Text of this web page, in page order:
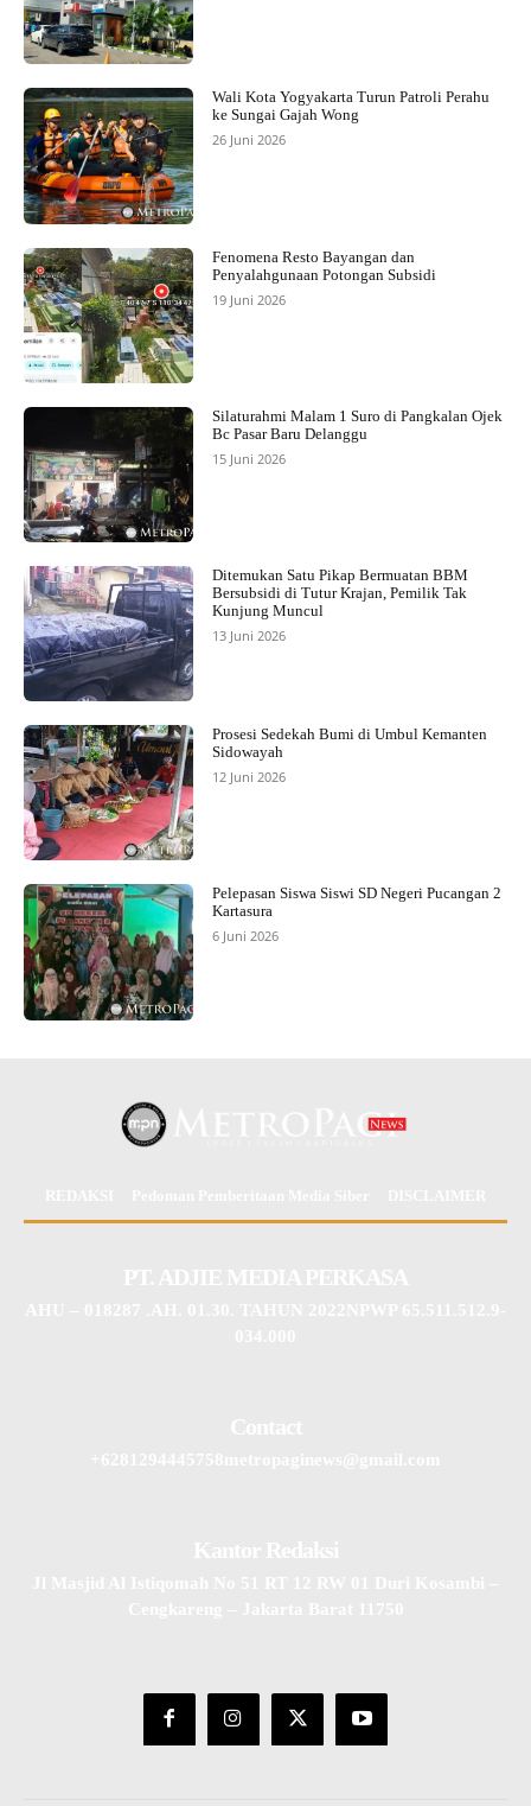
Wali Kota Yogyakarta Turun Patroli Perahu
ke Sungai Gajah Wong
26 Juni 2026
Fenomena Resto Bayangan dan
Penyalahgunaan Potongan Subsidi
19 Juni 2026
Silaturahmi Malam 1 Suro di Pangkalan Ojek
Bc Pasar Baru Delanggu
15 Juni 2026
Ditemukan Satu Pikap Bermuatan BBM
Bersubsidi di Tutur Krajan, Pemilik Tak
Kunjung Muncul
13 Juni 2026
Prosesi Sedekah Bumi di Umbul Kemanten
Sidowayah
12 Juni 2026
Pelepasan Siswa Siswi SD Negeri Pucangan 2
Kartasura
6 Juni 2026